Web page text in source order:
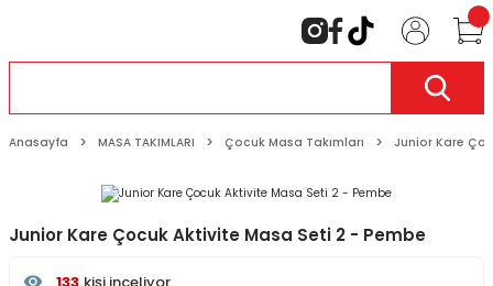
Anasayfa MASA TAKIMLARI Çocuk Masa Takımları Junior Kare
Junior Kare Çocuk Aktivite Masa Seti 2 - Pembe
133 kişi inceliyor